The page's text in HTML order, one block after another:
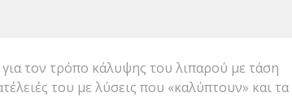
τον τρόπο κάλυψης του λιπαρού με τάση
του με λύσεις που «καλύπτουν» και τα